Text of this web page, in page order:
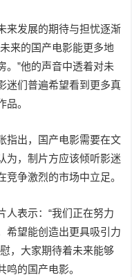
来发展的期待与担忧逐渐
来的国产电影能更多地
。”他的声音中透着对未
迷们普遍希望看到更多真
。
指出，国产电影需要在文
为，制片方应该倾听影迷
争激烈的市场中立足。
人表示：“我们正在努力
希望能创造出更具吸引力
，大家期待着未来能够
的国产电影。